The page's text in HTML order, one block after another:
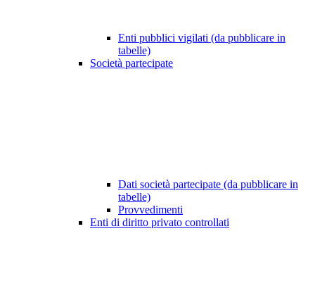
Enti pubblici vigilati (da pubblicare in
tabelle)
Società partecipate
Dati società partecipate (da pubblicare in
tabelle)
Provvedimenti
Enti di diritto privato controllati